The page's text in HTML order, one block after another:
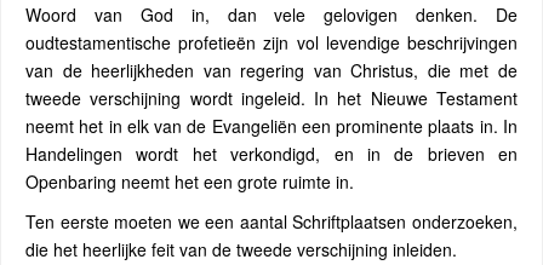
Woord van God in, dan vele gelovigen denken. De
oudtestamentische profetieën zijn vol levendige beschrijvingen
van de heerlijkheden van regering van Christus, die met de
tweede verschijning wordt ingeleid. In het Nieuwe Testament
neemt het in elk van de Evangeliën een prominente plaats in. In
Handelingen wordt het verkondigd, en in de brieven en
Openbaring neemt het een grote ruimte in.
Ten eerste moeten we een aantal Schriftplaatsen onderzoeken,
die het heerlijke feit van de tweede verschijning inleiden.